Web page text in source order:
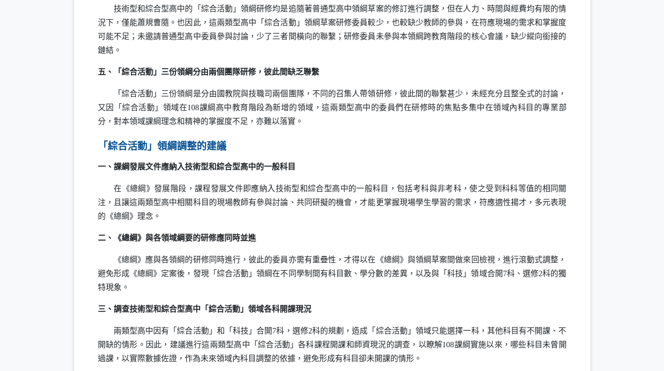
技術型和綜合型高中的「綜合活動」領綱研修均是追隨著普通型高中領綱草案的修訂進行調整，但在人力、時間與經費均有限的情
況下，僅能蕭規曹隨。也因此，這兩類型高中「綜合活動」領綱草案研修委員較少，也較缺少教師的參與，在符應現場的需求和掌握度
可能不足；未邀請普通型高中委員參與討論，少了三者間橫向的聯繫；研修委員未參與本領綱跨教育階段的核心會議，缺少縱向銜接的
鏈結。
五、「綜合活動」三份領綱分由兩個團隊研修，彼此間缺乏聯繫
「綜合活動」三份領綱是分由國教院與技職司兩個團隊，不同的召集人帶領研修，彼此間的聯繫甚少，未經充分且整全式的討論，
又因「綜合活動」領域在108課綱高中教育階段為新增的領域，這兩類型高中的委員們在研修時的焦點多集中在領域內科目的專業部
分，對本領域課綱理念和精神的掌握度不足，亦難以落實。
「綜合活動」領綱調整的建議
一、課綱發展文件應納入技術型和綜合型高中的一般科目
在《總綱》發展階段，課程發展文件即應納入技術型和綜合型高中的一般科目，包括考科與非考科，使之受到科科等值的相同關
注，且讓這兩類型高中相關科目的現場教師有參與討論、共同研擬的機會，才能更掌握現場學生學習的需求，符應適性揚才，多元表現
的《總綱》理念。
二、《總綱》與各領域綱要的研修應同時並進
《總綱》應與各領綱的研修同時進行，彼此的委員亦需有重疊性，才得以在《總綱》與領綱草案間做來回檢視，進行滾動式調整，
避免形成《總綱》定案後，發現「綜合活動」領綱在不同學制間有科目數、學分數的差異，以及與「科技」領域合開7科、選修2科的獨
特現象。
三、調查技術型和綜合型高中「綜合活動」領域各科開課現況
兩類型高中因有「綜合活動」和「科技」合開7科，選修2科的規劃，造成「綜合活動」領域只能選擇一科，其他科目有不開課、不
開缺的情形。因此，建議進行這兩類型高中「綜合活動」各科課程開課和師資現況的調查，以瞭解108課綱實施以來，哪些科目未曾開
過課，以實際數據佐證，作為未來領域內科目調整的依據，避免形成有科目卻未開課的情形。